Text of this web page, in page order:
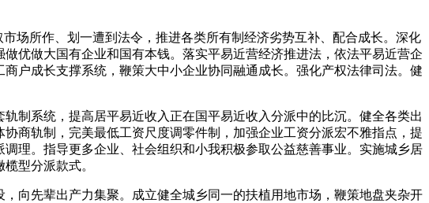
所作、划一遭到法令，推进各类所有制经济劣势互补、配合成长。深化
优做大国有企业和国有本钱。落实平易近营经济推进法，依法平易近营企
户成长支撑系统，鞭策大中小企业协同融通成长。强化产权法律司法。健
系统，提高居平易近收入正在国平易近收入分派中的比沉。健全各类出
商轨制，完美最低工资尺度调零件制，加强企业工资分派宏不雅指点，提
理。指导更多企业、社会组织和小我积极参取公益慈善事业。实施城乡居
型分派款式。
先辈出产力集聚。成立健全城乡同一的扶植用地市场，鞭策地盘夹杂开